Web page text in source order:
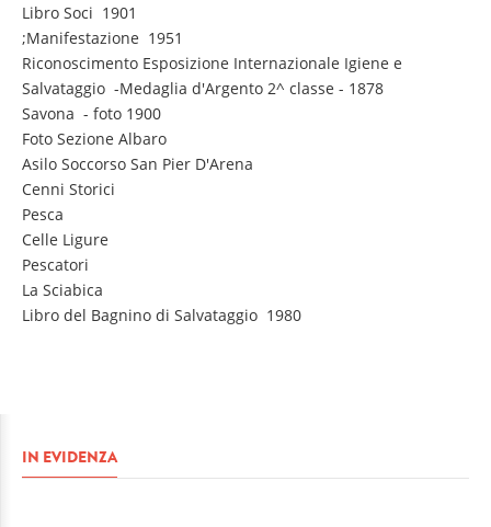
Libro Soci 1901
;Manifestazione 1951
Riconoscimento Esposizione Internazionale Igiene e
Salvataggio -Medaglia d'Argento 2^ classe - 1878
Savona - foto 1900
Foto Sezione Albaro
Asilo Soccorso San Pier D'Arena
Cenni Storici
Pesca
Celle Ligure
Pescatori
La Sciabica
Libro del Bagnino di Salvataggio 1980
IN EVIDENZA